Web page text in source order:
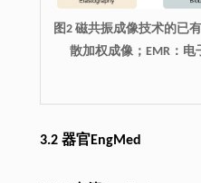
图2 磁共振成像技术的已
散加权成像；EMR：电
3.2 器官EngMed